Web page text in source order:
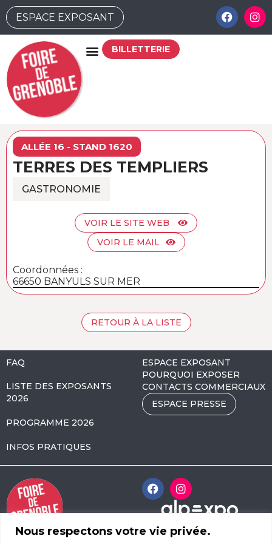
Nous respectons votre vie privée.
ESPACE EXPOSANT
BILLETTERIE
ALLÉE 16 - STAND 1620
TERRES DES TEMPLIERS
GASTRONOMIE
VOIR LE SITE WEB
VOIR LE MAIL
Coordonnées :
66650 BANYULS SUR MER
RETOUR À LA LISTE
FAQ
LISTE DES EXPOSANTS
2026
PROGRAMME 2026
INFOS PRATIQUES
ESPACE EXPOSANT
POURQUOI EXPOSER
CONTACTS COMMERCIAUX
ESPACE PRESSE